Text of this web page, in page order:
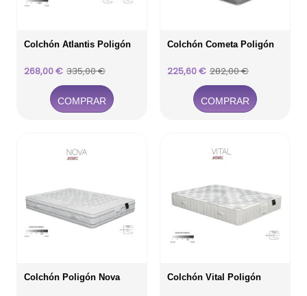
Colchón Atlantis Poligón
Precio
268,00 €Precio
base
335,00 €
COMPRAR
Colchón Cometa Poligón
Precio
225,60 €Precio
base
282,00 €
COMPRAR
Colchón Poligón Nova Colchón Vital Poligón